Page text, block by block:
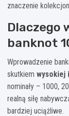
znaczenie
Dlaczego
banknot
Wprowadzenie
skutkiem wysokiej
nominały – 1000,
realną siłę
bardziej uciążliwe.